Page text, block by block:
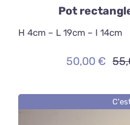
Pot
H 4cm – L 19cm – l 14cm
50,00€